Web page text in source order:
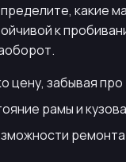
какие
к
цену, забывая
рамы и
ремонта